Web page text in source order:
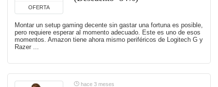
OFERTA
Montar un setup gaming decente sin gastar una fortuna es posible,
pero requiere esperar al momento adecuado. Este es uno de esos
momentos. Amazon tiene ahora mismo periféricos de Logitech G y
Razer ...
hace 3 meses